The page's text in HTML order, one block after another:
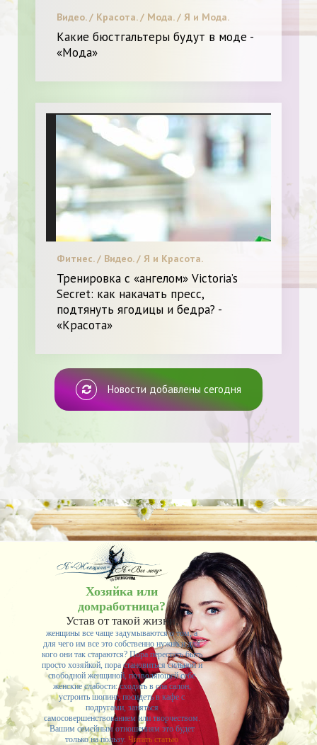
Видео. / Красота. / Мода. / Я и Мода.
Какие бюстгальтеры будут в моде -
«Мода»
Фитнес. / Видео. / Я и Красота.
Тренировка с «ангелом» Victoria’s
Secret: как накачать пресс,
подтянуть ягодицы и бедра? -
«Красота»
Новости добавлены сегодня
Хозяйка или
домработница?
Устав от такой жизни,
женщины все чаще задумываются о том, а
для чего им все это собственно нужно и для
кого они так стараются? Пора перестать быть
просто хозяйкой, пора становиться сильной и
свободной женщиной, позволяющей себе
женские слабости: сходить в спа салон,
устроить шопинг, посидеть в кафе с
подругами, заняться
самосовершенствованием или творчеством.
Вашим семейным отношениям это будет
только на пользу. Читать статью